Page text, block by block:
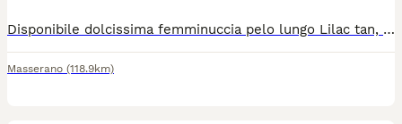
Disponibile dolcissima femminuccia pelo lungo Lilac tan, colore molto amato e ricercato. La piccola cresce in ambiente familiare amorevole a contatto con bambini e altri animali. Ben socializzata. Se interessati per tutte le info in privato.
Masserano (118.9km)